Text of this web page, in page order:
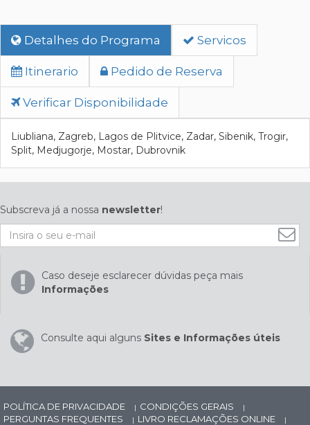
Detalhes do Programa Servicos
Itinerario Pedido de Reserva
Verificar Disponibilidade
Liubliana, Zagreb, Lagos de Plitvice, Zadar, Sibenik, Trogir,
Split, Medjugorje, Mostar, Dubrovnik
Subscreva já a nossa newsletter!
Caso deseje esclarecer dúvidas peça mais
Informações
Consulte aqui alguns Sites e Informações úteis
POLÍTICA DE PRIVACIDADE | CONDIÇÕES GERAIS |
PERGUNTAS FREQUENTES | LIVRO RECLAMAÇÕES ONLINE |